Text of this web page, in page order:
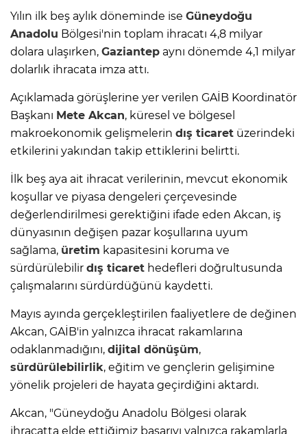
Yılın ilk beş aylık döneminde ise Güneydoğu
Anadolu Bölgesi'nin toplam ihracatı 4,8 milyar
dolara ulaşırken, Gaziantep aynı dönemde 4,1 milyar
dolarlık ihracata imza attı.
Açıklamada görüşlerine yer verilen GAİB Koordinatör
Başkanı Mete Akcan, küresel ve bölgesel
makroekonomik gelişmelerin dış ticaret üzerindeki
etkilerini yakından takip ettiklerini belirtti.
İlk beş aya ait ihracat verilerinin, mevcut ekonomik
koşullar ve piyasa dengeleri çerçevesinde
değerlendirilmesi gerektiğini ifade eden Akcan, iş
dünyasının değişen pazar koşullarına uyum
sağlama, üretim kapasitesini koruma ve
sürdürülebilir dış ticaret hedefleri doğrultusunda
çalışmalarını sürdürdüğünü kaydetti.
Mayıs ayında gerçekleştirilen faaliyetlere de değinen
Akcan, GAİB'in yalnızca ihracat rakamlarına
odaklanmadığını, dijital dönüşüm,
sürdürülebilirlik, eğitim ve gençlerin gelişimine
yönelik projeleri de hayata geçirdiğini aktardı.
Akcan, "Güneydoğu Anadolu Bölgesi olarak
ihracatta elde ettiğimiz başarıyı yalnızca rakamlarla